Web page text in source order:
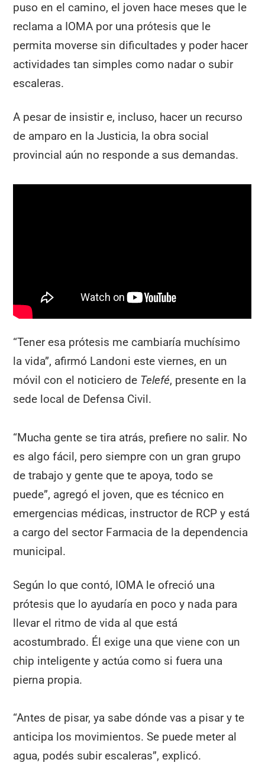
puso en el camino, el joven hace meses que le
reclama a IOMA por una prótesis que le
permita moverse sin dificultades y poder hacer
actividades tan simples como nadar o subir
escaleras.
A pesar de insistir e, incluso, hacer un recurso
de amparo en la Justicia, la obra social
provincial aún no responde a sus demandas.
“Tener esa prótesis me cambiaría muchísimo
la vida”, afirmó Landoni este viernes, en un
móvil con el noticiero de Telefé, presente en la
sede local de Defensa Civil.
“Mucha gente se tira atrás, prefiere no salir. No
es algo fácil, pero siempre con un gran grupo
de trabajo y gente que te apoya, todo se
puede”, agregó el joven, que es técnico en
emergencias médicas, instructor de RCP y está
a cargo del sector Farmacia de la dependencia
municipal.
Según lo que contó, IOMA le ofreció una
prótesis que lo ayudaría en poco y nada para
llevar el ritmo de vida al que está
acostumbrado. Él exige una que viene con un
chip inteligente y actúa como si fuera una
pierna propia.
“Antes de pisar, ya sabe dónde vas a pisar y te
anticipa los movimientos. Se puede meter al
agua, podés subir escaleras”, explicó.